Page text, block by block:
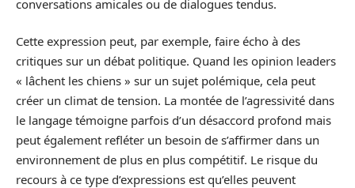
conversations amicales ou de dialogues tendus.
Cette expression peut, par exemple, faire écho à des
critiques sur un débat politique. Quand les opinion leaders
« lâchent les chiens » sur un sujet polémique, cela peut
créer un climat de tension. La montée de l’agressivité dans
le langage témoigne parfois d’un désaccord profond mais
peut également refléter un besoin de s’affirmer dans un
environnement de plus en plus compétitif. Le risque du
recours à ce type d’expressions est qu’elles peuvent